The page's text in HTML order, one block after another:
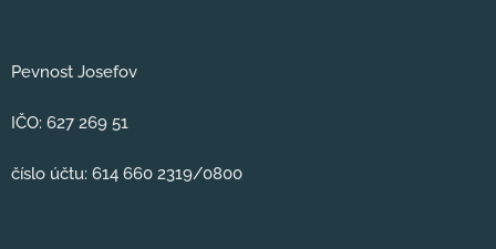
Pevnost Josefov
IČO: 627 269 51
číslo účtu: 614 660 2319/0800